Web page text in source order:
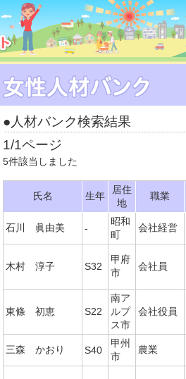
●人材バンク検索結果
1/1ページ
5件該当しました
氏名 生年
居住
地
職業
石川 眞由美 -
昭和
町
会社経営
木村 淳子 S32
甲府
市
会社員
東條 初恵 S22
南ア
ルプ
ス市
会社役員
三森 かおり S40
甲州
市
農業